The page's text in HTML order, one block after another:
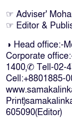
☞ Adviser'
☞ Editor &
◑ Head office:-
Corporate
1400,✆ Tell-02-
Cell:+8801885-
605090(Editor)